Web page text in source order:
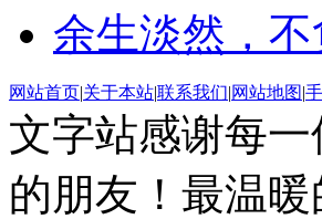
余生淡然，
网站首页|关于本站|联系我们|网站地图|
文字站感谢每
的朋友！最温